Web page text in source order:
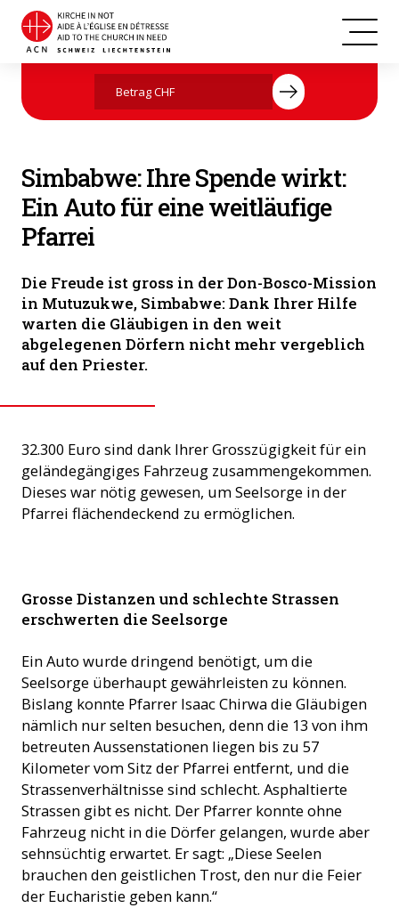
Simbabwe
Jetzt mit Ihrer Spende helfen
Simbabwe: Ihre Spende wirkt:
Ein Auto für eine weitläufige
Pfarrei
Die Freude ist gross in der Don-Bosco-Mission
in Mutuzukwe, Simbabwe: Dank Ihrer Hilfe
warten die Gläubigen in den weit
abgelegenen Dörfern nicht mehr vergeblich
auf den Priester.
32.300 Euro sind dank Ihrer Grosszügigkeit für ein
geländegängiges Fahrzeug zusammengekommen.
Dieses war nötig gewesen, um Seelsorge in der
Pfarrei flächendeckend zu ermöglichen.
Simbabwe! ©ACN
Grosse Distanzen und schlechte Strassen
erschwerten die Seelsorge
Ein Auto wurde dringend benötigt, um die
Seelsorge überhaupt gewährleisten zu können.
Bislang konnte Pfarrer Isaac Chirwa die Gläubigen
nämlich nur selten besuchen, denn die 13 von ihm
betreuten Aussenstationen liegen bis zu 57
Kilometer vom Sitz der Pfarrei entfernt, und die
Strassenverhältnisse sind schlecht. Asphaltierte
Strassen gibt es nicht. Der Pfarrer konnte ohne
Fahrzeug nicht in die Dörfer gelangen, wurde aber
sehnsüchtig erwartet. Er sagt: „Diese Seelen
brauchen den geistlichen Trost, den nur die Feier
der Eucharistie geben kann.“